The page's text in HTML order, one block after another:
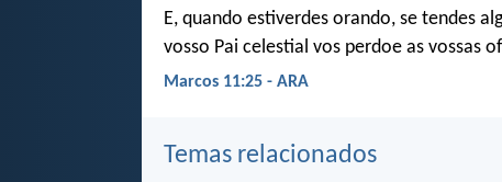
E, quando estiverdes orando, se tendes
vosso Pai celestial vos perdoe as vossas
Marcos 11:25 - ARA
Temas relacionados